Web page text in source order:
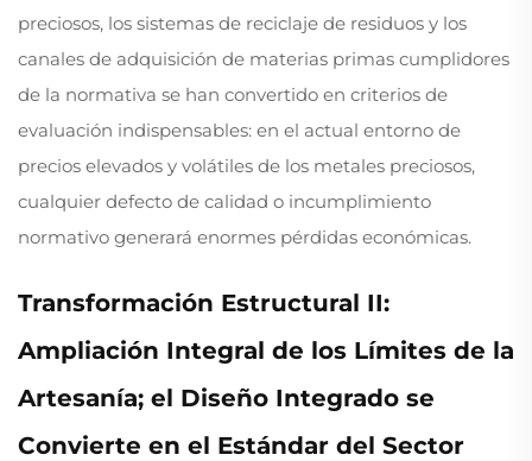
preciosos, los sistemas de reciclaje de residuos y los
canales de adquisición de materias primas cumplidores
de la normativa se han convertido en criterios de
evaluación indispensables: en el actual entorno de
precios elevados y volátiles de los metales preciosos,
cualquier defecto de calidad o incumplimiento
normativo generará enormes pérdidas económicas.
Transformación Estructural II:
Ampliación Integral de los Límites de la
Artesanía; el Diseño Integrado se
Convierte en el Estándar del Sector